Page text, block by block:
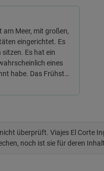
am Meer, mit großen,
eingerichtet. Es
Es hat ein
eines
habe. Das Frühst…
überprüft. Viajes El Corte
noch ist sie für deren